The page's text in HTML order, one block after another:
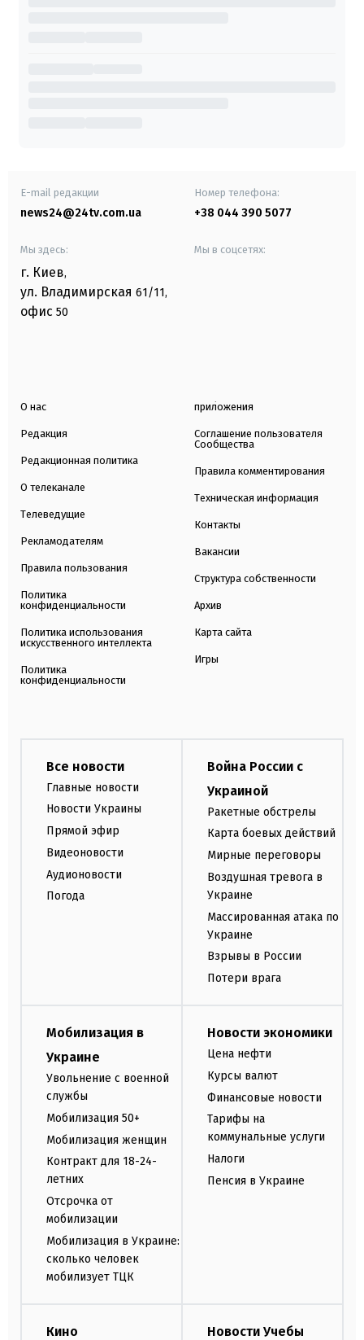
E-mail редакции
news24@24tv.com.ua
Номер телефона:
+38 044 390 5077
Мы здесь:
г. Киев,
ул. Владимирская 61/11,
офис 50
Мы в соцсетях:
О нас
Редакция
Редакционная политика
О телеканале
Телеведущие
Рекламодателям
Правила пользования
Политика
конфиденциальности
Политика использования
искусственного интеллекта
Политика
конфиденциальности
приложения
Соглашение пользователя
Сообщества
Правила комментирования
Техническая информация
Контакты
Вакансии
Структура собственности
Архив
Карта сайта
Игры
Все новости
Главные новости
Новости Украины
Прямой эфир
Видеоновости
Аудионовости
Погода
Война России с
Украиной
Ракетные обстрелы
Карта боевых действий
Мирные переговоры
Воздушная тревога в
Украине
Массированная атака по
Украине
Взрывы в России
Потери врага
Мобилизация в
Украине
Увольнение с военной
службы
Мобилизация 50+
Мобилизация женщин
Контракт для 18-24-
летних
Отсрочка от
мобилизации
Мобилизация в Украине:
сколько человек
мобилизует ТЦК
Новости экономики
Цена нефти
Курсы валют
Финансовые новости
Тарифы на
коммунальные услуги
Налоги
Пенсия в Украине
Кино Новости Учебы